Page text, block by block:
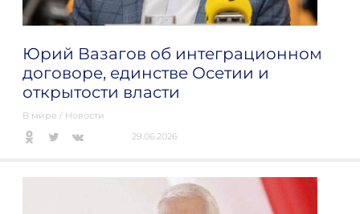
Юрий Вазагов об интеграционном
договоре, единстве Осетии и
открытости власти
В мире / Новости
29.06.2026